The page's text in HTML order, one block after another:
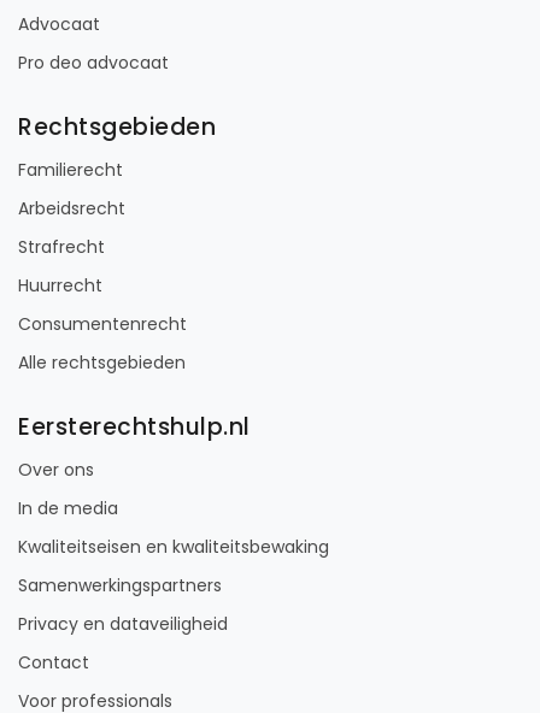
Advocaat
Pro deo advocaat
Rechtsgebieden
Familierecht
Arbeidsrecht
Strafrecht
Huurrecht
Consumentenrecht
Alle rechtsgebieden
Eersterechtshulp.nl
Over ons
In de media
Kwaliteitseisen en kwaliteitsbewaking
Samenwerkingspartners
Privacy en dataveiligheid
Contact
Voor professionals